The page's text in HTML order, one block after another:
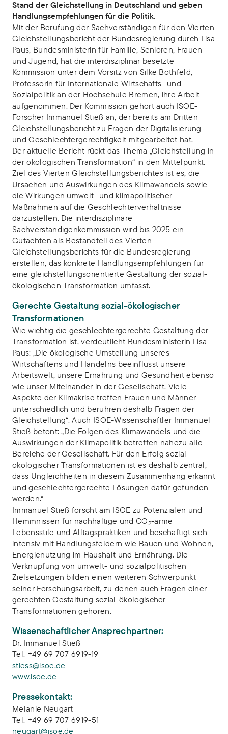
Stand der Gleichstellung in Deutschland und geben
Handlungsempfehlungen für die Politik.
Mit der Berufung der Sachverständigen für den Vierten
Gleichstellungsbericht der Bundesregierung durch Lisa
Paus, Bundesministerin für Familie, Senioren, Frauen
und Jugend, hat die interdisziplinär besetzte
Kommission unter dem Vorsitz von Silke Bothfeld,
Professorin für Internationale Wirtschafts- und
Sozialpolitik an der Hochschule Bremen, ihre Arbeit
aufgenommen. Der Kommission gehört auch ISOE-
Forscher Immanuel Stieß an, der bereits am Dritten
Gleichstellungsbericht zu Fragen der Digitalisierung
und Geschlechtergerechtigkeit mitgearbeitet hat.
Der aktuelle Bericht rückt das Thema „Gleichstellung in
der ökologischen Transformation“ in den Mittelpunkt.
Ziel des Vierten Gleichstellungsberichtes ist es, die
Ursachen und Auswirkungen des Klimawandels sowie
die Wirkungen umwelt- und klimapolitischer
Maßnahmen auf die Geschlechterverhältnisse
darzustellen. Die interdisziplinäre
Sachverständigenkommission wird bis 2025 ein
Gutachten als Bestandteil des Vierten
Gleichstellungsberichts für die Bundesregierung
erstellen, das konkrete Handlungsempfehlungen für
eine gleichstellungsorientierte Gestaltung der sozial-
ökologischen Transformation umfasst.
Gerechte Gestaltung sozial-ökologischer
Transformationen
Wie wichtig die geschlechtergerechte Gestaltung der
Transformation ist, verdeutlicht Bundesministerin Lisa
Paus: „Die ökologische Umstellung unseres
Wirtschaftens und Handelns beeinflusst unsere
Arbeitswelt, unsere Ernährung und Gesundheit ebenso
wie unser Miteinander in der Gesellschaft. Viele
Aspekte der Klimakrise treffen Frauen und Männer
unterschiedlich und berühren deshalb Fragen der
Gleichstellung“. Auch ISOE-Wissenschaftler Immanuel
Stieß betont: „Die Folgen des Klimawandels und die
Auswirkungen der Klimapolitik betreffen nahezu alle
Bereiche der Gesellschaft. Für den Erfolg sozial-
ökologischer Transformationen ist es deshalb zentral,
dass Ungleichheiten in diesem Zusammenhang erkannt
und geschlechtergerechte Lösungen dafür gefunden
werden.“
Immanuel Stieß forscht am ISOE zu Potenzialen und
Hemmnissen für nachhaltige und CO2-arme
Lebensstile und Alltagspraktiken und beschäftigt sich
intensiv mit Handlungsfeldern wie Bauen und Wohnen,
Energienutzung im Haushalt und Ernährung. Die
Verknüpfung von umwelt- und sozialpolitischen
Zielsetzungen bilden einen weiteren Schwerpunkt
seiner Forschungsarbeit, zu denen auch Fragen einer
gerechten Gestaltung sozial-ökologischer
Transformationen gehören.
Wissenschaftlicher Ansprechpartner:
Dr. Immanuel Stieß
Tel. +49 69 707 6919-19
stiess@isoe.de
www.isoe.de
Pressekontakt:
Melanie Neugart
Tel. +49 69 707 6919-51
neugart@isoe.de